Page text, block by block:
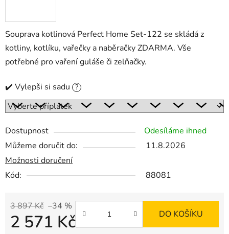
Souprava kotlinová Perfect Home Set-122 se skládá z
kotliny, kotlíku, vařečky a naběračky ZDARMA. Vše
potřebné pro vaření guláše či zelňačky.
✔️ Vylepši si sadu ?
Dostupnost
Odesíláme ihned
Můžeme doručit do:
11.8.2026
Možnosti doručení
Kód:
88081
3 897 Kč –34 %
2 571 Kč DO KOŠÍKU